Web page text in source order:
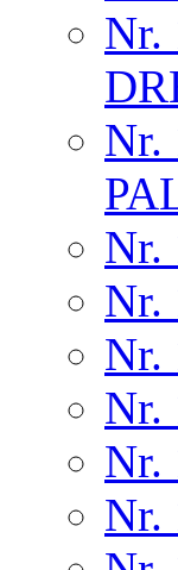
Nr.
Nr.
Nr.
Nr.
Nr.
Nr.
Nr.
Nr.